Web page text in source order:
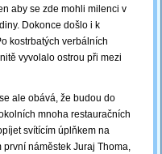
aby se zde mohli milenci v
Dokonce došlo i k
kostrbatých verbálních
vyvolalo ostrou při mezi
ale obává, že budou do
mnoha restauračních
svítícím úplňkem na
náměstek Juraj Thoma,